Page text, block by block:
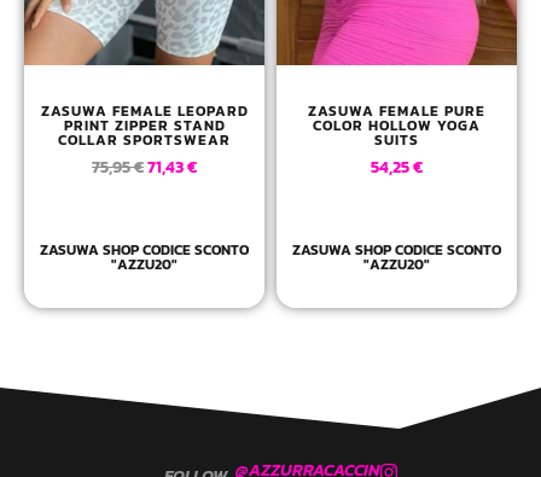
ZASUWA FEMALE LEOPARD
PRINT ZIPPER STAND
COLLAR SPORTSWEAR
75,95€71,43€
ZASUWA SHOP CODICE SCONTO
"AZZU20"
ZASUWA FEMALE PURE
COLOR HOLLOW YOGA
SUITS
54,25€
ZASUWA SHOP CODICE SCONTO
"AZZU20"
@AZZURRACACCIN